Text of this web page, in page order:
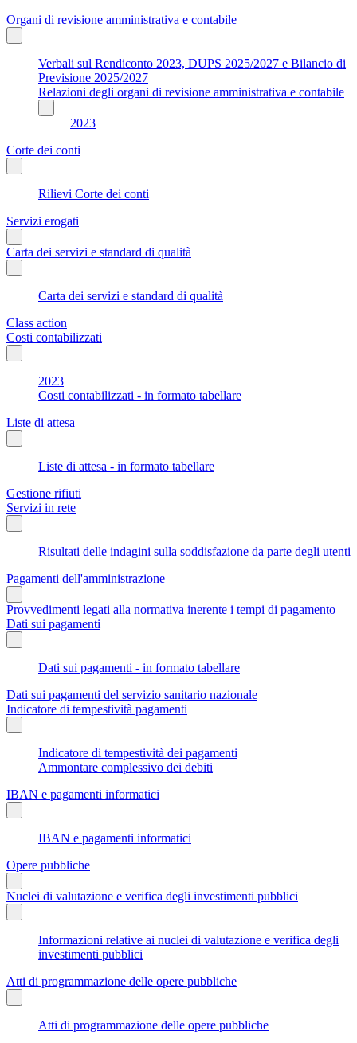
Organi di revisione amministrativa e contabile
Verbali sul Rendiconto 2023, DUPS 2025/2027 e Bilancio di
Previsione 2025/2027
Relazioni degli organi di revisione amministrativa e contabile
2023
Corte dei conti
Rilievi Corte dei conti
Servizi erogati
Carta dei servizi e standard di qualità
Carta dei servizi e standard di qualità
Class action
Costi contabilizzati
2023
Costi contabilizzati - in formato tabellare
Liste di attesa
Liste di attesa - in formato tabellare
Gestione rifiuti
Servizi in rete
Risultati delle indagini sulla soddisfazione da parte degli utenti
Pagamenti dell'amministrazione
Provvedimenti legati alla normativa inerente i tempi di pagamento
Dati sui pagamenti
Dati sui pagamenti - in formato tabellare
Dati sui pagamenti del servizio sanitario nazionale
Indicatore di tempestività pagamenti
Indicatore di tempestività dei pagamenti
Ammontare complessivo dei debiti
IBAN e pagamenti informatici
IBAN e pagamenti informatici
Opere pubbliche
Nuclei di valutazione e verifica degli investimenti pubblici
Informazioni relative ai nuclei di valutazione e verifica degli
investimenti pubblici
Atti di programmazione delle opere pubbliche
Atti di programmazione delle opere pubbliche